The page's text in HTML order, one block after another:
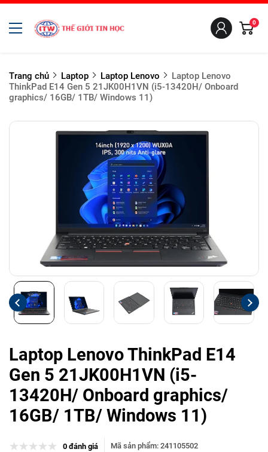
0
Trang chủ Laptop Laptop Lenovo
Laptop Lenovo
ThinkPad E14 Gen 5 21JK00H1VN (i5-13420H/ Onboard
graphics/ 16GB/ 1TB/ Windows 11)
Laptop Lenovo ThinkPad E14
Gen 5 21JK00H1VN (i5-
13420H/ Onboard graphics/
16GB/ 1TB/ Windows 11)
0 đánh giá Mã sản phẩm: 241105502